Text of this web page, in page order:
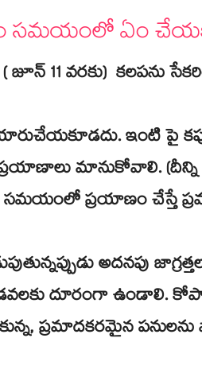
సమయంలో ఏం
జూన్​ 11 వరకు) కలపను
ఇంటి పై
మానుకోవాలి. (దీన్ని
సమయంలో ప్రయాణం చేస్తే
అదనపు
దూరంగా ఉండాలి.
ప్రమాదకరమైన